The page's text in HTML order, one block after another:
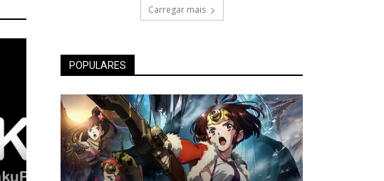
Carregar mais
POPULARES